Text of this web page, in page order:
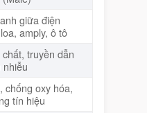
giữa điện
amply, ô tô
truyền dẫn
nhiễu
chống oxy hóa,
tín hiệu